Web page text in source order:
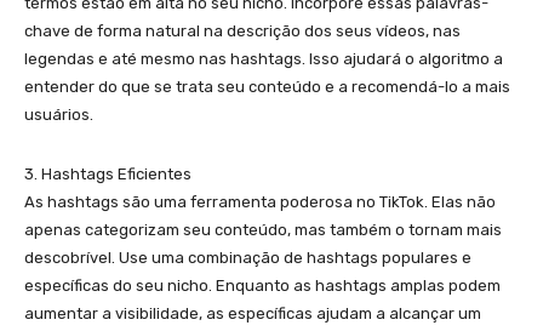
chave de forma natural na descrição dos seus vídeos, nas
legendas e até mesmo nas hashtags. Isso ajudará o algoritmo a
entender do que se trata seu conteúdo e a recomendá-lo a mais
usuários.
3. Hashtags Eficientes
As hashtags são uma ferramenta poderosa no TikTok. Elas não
apenas categorizam seu conteúdo, mas também o tornam mais
descobrível. Use uma combinação de hashtags populares e
específicas do seu nicho. Enquanto as hashtags amplas podem
aumentar a visibilidade, as específicas ajudam a alcançar um